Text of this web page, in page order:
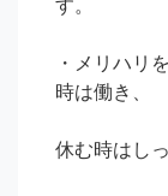
す。
・メリハリ
時は働き、
休む時はし